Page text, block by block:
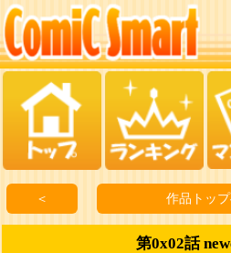
＜ 作品トッ
第0x02話